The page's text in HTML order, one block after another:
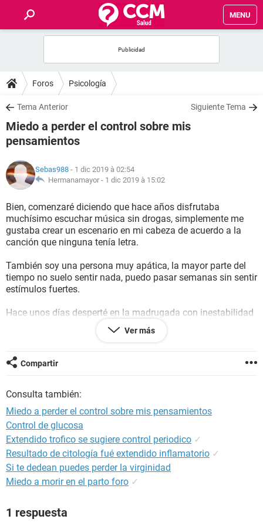
MENU
FORUMS
SALUD
NUTRICIÓN
SEXUALIDAD
Foros Psicología
Tema Anterior Siguiente Tema
Miedo a perder el control sobre mis
pensamientos
Sebas988 - 1 dic 2019 à 02:54
Hermanamayor - 1 dic 2019 à 15:02
Bien, comenzaré diciendo que hace años disfrutaba
muchísimo escuchar música sin drogas, simplemente me
gustaba crear un escenario en mi cabeza de acuerdo a la
canción que ninguna tenía letra.
También soy una persona muy apática, la mayor parte del
tiempo no suelo sentir nada, puedo pasar semanas sin sentir
estímulos fuertes.
Hace unos días desperté en la madrugada con inestabilidad
emocional como si fuera a volverme loco, solo era una idea
que me preocupaba ya que sentía no se si angustia o
en mi cabeza ¿qué pasa si me vuelvo loco?
nada y bajo el malestar, lo identifico como algo similar a
tener ganas de vomitar, sientes que no quieres y te resistes,
pero dejas de resistirte no vomitas y te sientes mejor, así
pero con miedo a perder la cordura.
Hoy fue un buen día, disfruté de la música como no lo hacía
hace años aunque en general un 75% de lo que solía ser,
claro que ahora lo aprecié de todas formas.
puse a analizar como con solo pensar puedo imaginar
Ver más
Compartir
Consulta también:
Miedo a perder el control sobre mis pensamientos
Control de glucosa
Extendido trofico se sugiere control periodico ✓
Resultado de citología fué extendido inflamatorio ✓
Si te dedean puedes perder la virginidad
Miedo a morir en el parto foro ✓
1 respuesta